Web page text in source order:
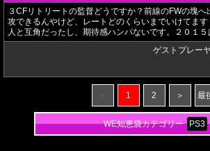
３CFリトリートの監督どうですか？前線のFWの塊
攻できるんやけど、レートどのくらいまでいけてま
人と互角だったし、期待感ハンパないです。２０１５
ゲストプレー
1 2 ＞ 最
WE知恵袋カテゴリー PS3